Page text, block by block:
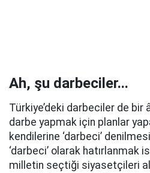
Ah, şu darbeciler...
Türkiye’deki darbeciler de bir
darbe yapmak için planlar
kendilerine ‘darbeci’
‘darbeci’ olarak hatırlanmak
milletin seçtiği siyasetçileri